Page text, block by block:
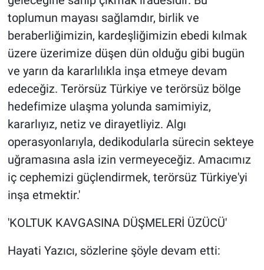
toplumun mayası sağlamdır, birlik ve
beraberliğimizin, kardeşliğimizin ebedi kılmak
üzere üzerimize düşen dün olduğu gibi bugün
ve yarın da kararlılıkla inşa etmeye devam
edeceğiz. Terörsüz Türkiye ve terörsüz bölge
hedefimize ulaşma yolunda samimiyiz,
kararlıyız, netiz ve dirayetliyiz. Algı
operasyonlarıyla, dedikodularla sürecin sekteye
uğramasına asla izin vermeyeceğiz. Amacımız
iç cephemizi güçlendirmek, terörsüz Türkiye'yi
inşa etmektir.'
'KOLTUK KAVGASINA DÜŞMELERİ ÜZÜCÜ'
Hayati Yazıcı, sözlerine şöyle devam etti: